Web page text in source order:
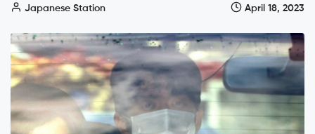
Japanese Station April 18, 2023